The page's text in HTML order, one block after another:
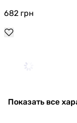
682 грн
853
Показать все